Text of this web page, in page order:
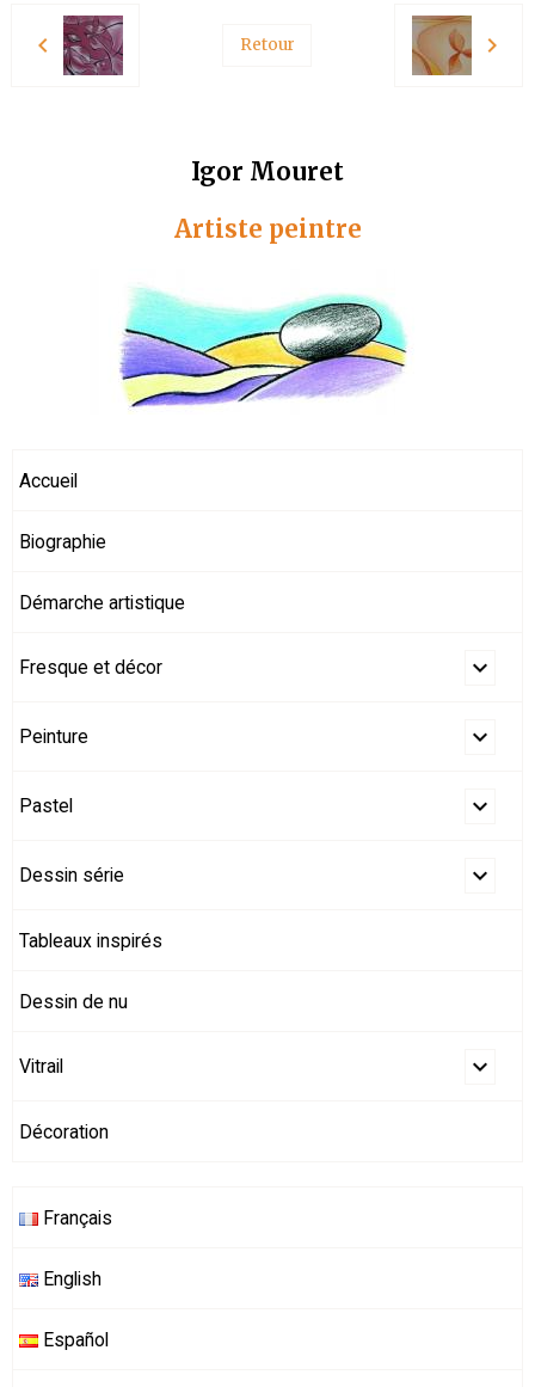
Retour
Igor Mouret
Artiste peintre
Accueil
Biographie
Démarche artistique
Fresque et décor
Peinture
Pastel
Dessin série
Tableaux inspirés
Dessin de nu
Vitrail
Décoration
Français
English
Español